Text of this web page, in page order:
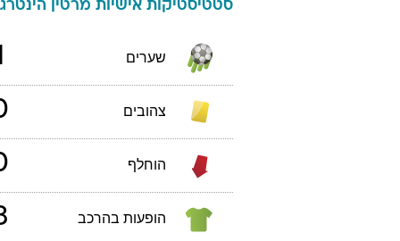
סטטיסטיקות אישיות מרטין
שערים
צהובים
הוחלף
הופעות בהרכב